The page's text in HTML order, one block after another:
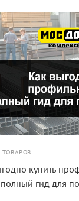
купить
полный гид для